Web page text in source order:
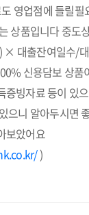
영업점에 들릴필
상품입니다 중도
대출잔여일수/
신용담보 상
증빙자료 등이 있
으니 알아두시면
보았어요
)